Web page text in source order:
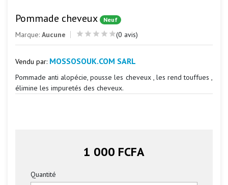
Pommade cheveux Neuf
Marque: Aucune (0 avis)
Vendu par: MOSSOSOUK.COM SARL
Pommade anti alopécie, pousse les cheveux , les rend touffues ,
élimine les impuretés des cheveux.
1 000 FCFA
Quantité